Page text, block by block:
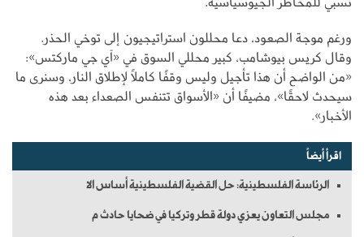
ورغم موجة الصعود، دعا محللون استراتيجيون إلى توخي الحذر.
وقال كريس بيوشامب، كبير محللي السوق في «آي جي ماركتس»:
«من الواضح أن هذا تأجيل وليس وقفًا كاملًا لإطلاق النار، وسنرى ما
سيحدث لاحقًا»، مضيفًا أن «الأسواق تتنفس الصعداء بعد هذه
الأخبار».
اقرأ أيضاً
الرئاسة الفلسطينية: حل القضية الفلسطينية أساس الا
مجلس التعاون يعزي دولة قطر وتركيا في ضحايا حادث م